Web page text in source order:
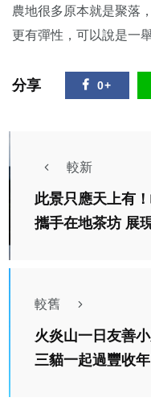
農地很多原本就是聚落
更有彈性，可以說是一
分享 0+
較新
此景只應天上有
攜手在地茶坊 展
較舊
火炎山一日友善
三貓一起過豐收年